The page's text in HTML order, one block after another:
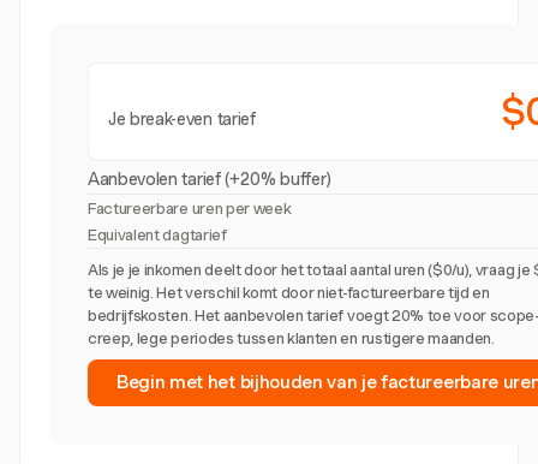
Je break-even tarief
Aanbevolen tarief (+20% buffer)
Factureerbare uren per week
Equivalent dagtarief
Als je je inkomen deelt door het totaal aantal uren ($0/u), vraag je
te weinig. Het verschil komt door niet-factureerbare tijd en
bedrijfskosten. Het aanbevolen tarief voegt 20% toe voor scope-
creep, lege periodes tussen klanten en rustigere maanden.
Begin met het bijhouden van je factureerbare